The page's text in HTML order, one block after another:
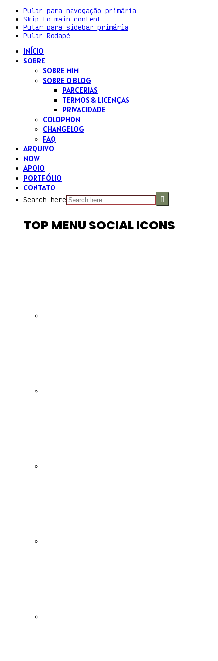
Pular para navegação primária
Skip to main content
Pular para sidebar primária
Pular Rodapé
INÍCIO
SOBRE
SOBRE MIM
SOBRE O BLOG
PARCERIAS
TERMOS & LICENÇAS
PRIVACIDADE
COLOPHON
CHANGELOG
FAQ
ARQUIVO
NOW
APOIO
PORTFÓLIO
CONTATO
Search here
TOP MENU SOCIAL ICONS